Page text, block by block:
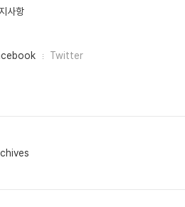
사항
Twitter